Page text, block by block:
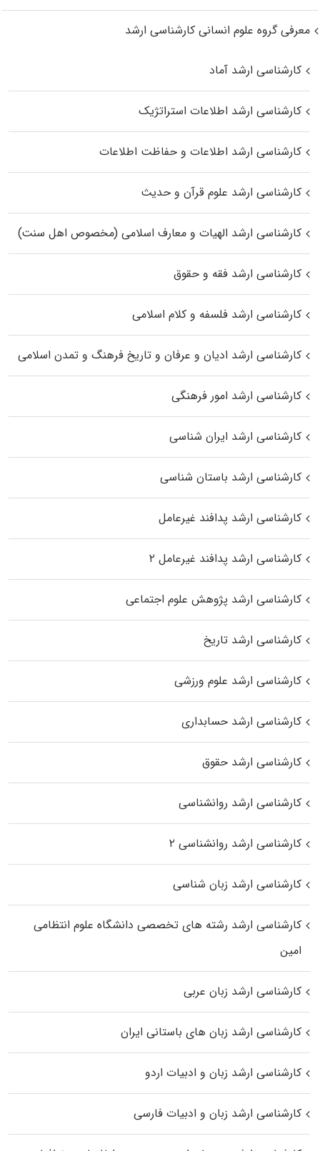
معرفی گروه علوم انسانی کارشناسی ارشد
کارشناسی ارشد آماد
کارشناسی ارشد اطلاعات استراتژیک
کارشناسی ارشد اطلاعات و حفاظت اطلاعات
کارشناسی ارشد علوم قرآن و حدیث
کارشناسی ارشد الهیات و معارف اسلامی (مخصوص اهل سنت)
کارشناسی ارشد فقه و حقوق
کارشناسی ارشد فلسفه و کلام اسلامی
کارشناسی ارشد ادیان و عرفان و تاریخ فرهنگ و تمدن اسلامی
کارشناسی ارشد امور فرهنگی
کارشناسی ارشد ایران شناسی
کارشناسی ارشد باستان شناسی
کارشناسی ارشد پدافند غیرعامل
کارشناسی ارشد پدافند غیرعامل ۲
کارشناسی ارشد پژوهش علوم اجتماعی
کارشناسی ارشد تاریخ
کارشناسی ارشد علوم ورزشی
کارشناسی ارشد حسابداری
کارشناسی ارشد حقوق
کارشناسی ارشد روانشناسی
کارشناسی ارشد روانشناسی ۲
کارشناسی ارشد زبان شناسی
کارشناسی ارشد رﺷﺘﻪ ﻫﺎی تخصصی داﻧﺸﮕﺎه ﻋﻠﻮم انتظامی
اﻣﻴﻦ
کارشناسی ارشد زبان عربی
کارشناسی ارشد زبان‌ های باستانی ایران
کارشناسی ارشد زبان و ادبیات اردو
کارشناسی ارشد زبان و ادبیات فارسی